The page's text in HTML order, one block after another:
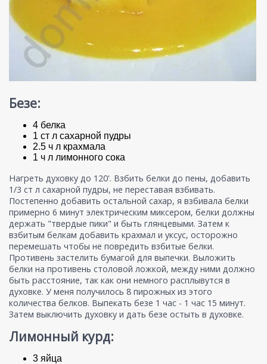
Безе:
4 белка
1 ст л сахарной пудры
2.5 ч л крахмала
1 ч л лимонного сока
Нагреть духовку до 120'. Взбить белки до пены, добавить
1/3 ст л сахарной пудры, не переставая взбивать.
Постепенно добавить остальной сахар, я взбивала белки
примерно 6 минут электрическим миксером, белки должны
держать "твердые пики" и быть глянцевыми. Затем к
взбитым белкам добавить крахмал и уксус, осторожно
перемешать чтобы не повредить взбитые белки.
Противень застелить бумагой для выпечки. Выложить
белки на противень столовой ложкой, между ними должно
быть расстояние, так как они немного расплывутся в
духовке. У меня получилось 8 пирожных из этого
количества белков. Выпекать безе 1 час - 1 час 15 минут.
Затем выключить духовку и дать безе остыть в духовке.
Лимонный курд:
3 яйца